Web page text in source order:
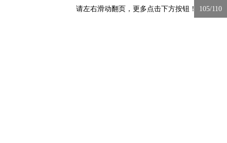
请左右滑动翻页，更多点击下方按钮！ 105/110